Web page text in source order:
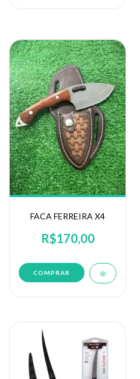
FACA FERREIRA X4
R$170,00